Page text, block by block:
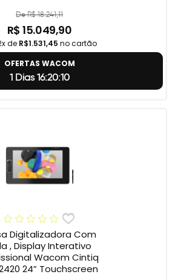
De R$ 18.241,11
R$ 15.049,90
de R$1.531,45 no cartão
OFERTAS WACOM
1 Dias 16:20:9
Digitalizadora Com
, Display Interativo
Wacom Cintiq
24” Touchscreen